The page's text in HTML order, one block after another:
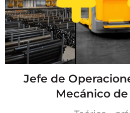
Jefe de
Mecánico de